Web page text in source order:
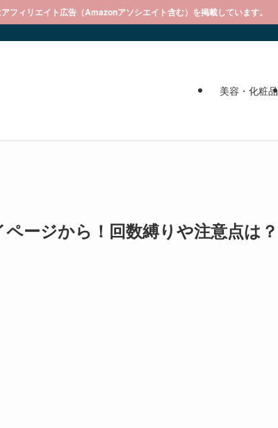
フィリエイト広告（Amazonアソシエイト含む）を掲載しています。
美容・化粧品
ージから！回数縛りや注意点は？